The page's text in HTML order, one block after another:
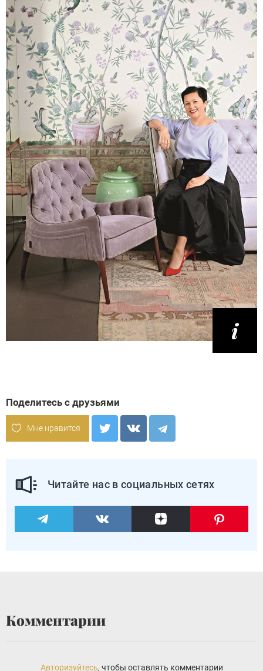
Поделитесь с друзьями
Мне нравится
Читайте нас в социальных сетях
Комментарии
Авторизуйтесь, чтобы оставлять комментарии